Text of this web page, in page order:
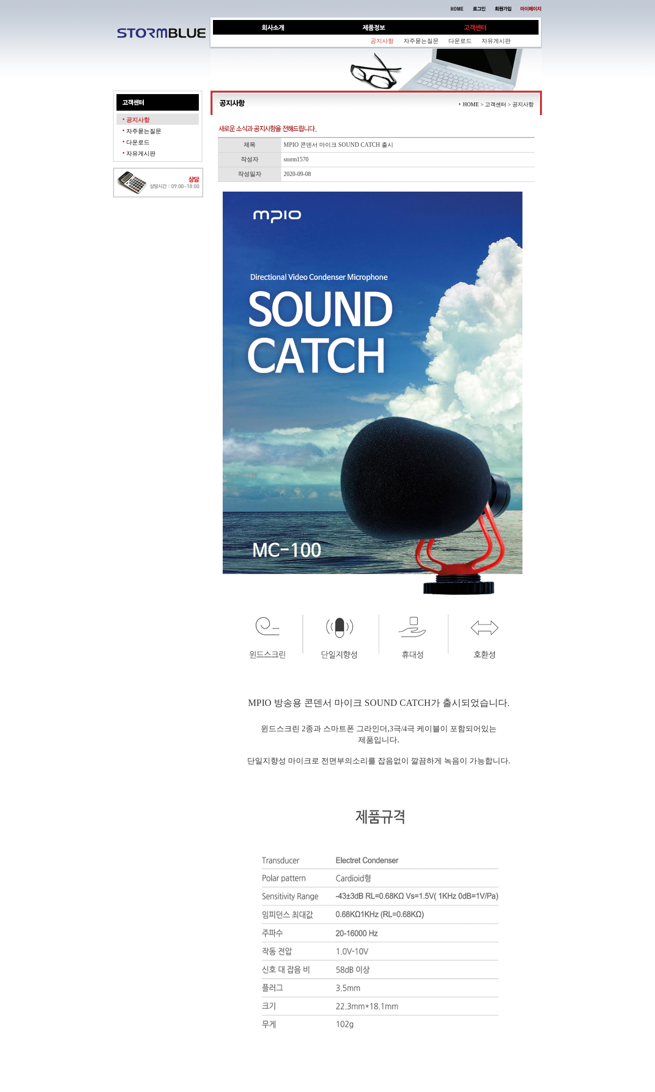
공지사항 자주묻는질문 다운로드 자유게시판
공지사항
자주묻는질문
다운로드
자유게시판
HOME > 고객센터 > 공지사항
제목 MPIO 콘덴서 마이크 SOUND CATCH 출시
작성자 storm1570
작성일자 2020-09-08
MPIO 방송용 콘덴서 마이크 SOUND CATCH가 출시되었습니다.
윈드스크린 2종과 스마트폰 그라인더,3극/4극 케이블이 포함되어있는
제품입니다.
단일지향성 마이크로 전면부의소리를 잡음없이 깔끔하게 녹음이 가능합니다.